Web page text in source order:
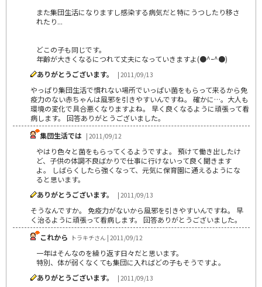
また集団生活になりますし感染する病気だと特にうつしたり移さ
れたり...
どこの子も同じです。
年齢が大きくなるにつれて丈夫になっていきますよ(●^ｰ^●)
ありがとうございます。
| 2011/09/13
やっぱり集団生活で慣れない場所でいっぱい菌をもらって来るから免
疫力のない赤ちゃんは風邪を引きやすいんですね。 確かに…。大人も
環境の変化で具合悪くなりますよね。 早く良くなるように頑張って看
病します。 回答ありがとうございました。
集団生活では | 2011/09/12
やはり色々と菌をもらってくるようですよ。 預けて働き出したけ
ど、子供の体調不良ばかりで仕事に行けないって良く聞きます
よ。 しばらくしたら強くなって、元気に保育園に通えるようにな
ると思います。
ありがとうございます。
| 2011/09/13
そうなんですか。 免疫力がないから風邪を引きやすいんですね。 早
く治るように頑張って看病します。 回答ありがとうございました。
これから トラキチさん | 2011/09/12
一年はそんなのを繰り返す日々だと思います。
特別、体が弱くなくても集団に入ればどの子もそうですよ。
ありがとうございます。
| 2011/09/13